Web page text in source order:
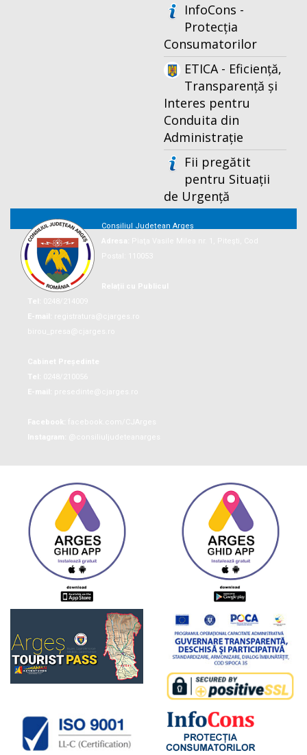
InfoCons -
Protecția
Consumatorilor
ETICA - Eficiență,
Transparență și
Interes pentru
Conduita din
Administrație
Fii pregătit
pentru Situații
de Urgență
Consiliul Județean Argeș